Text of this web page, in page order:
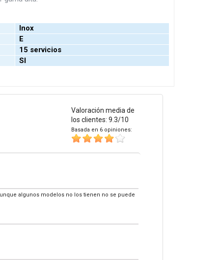
Inox
E
15 servicios
SI
Valoración media de
los clientes: 9.3/10
Basada en 6 opiniones:
algunos modelos no los tienen no se puede